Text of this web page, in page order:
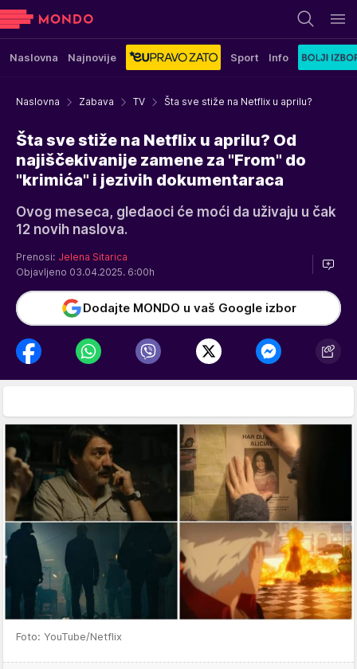
Naslovna Najnovije Sport Info
Naslovna Zabava TV Šta sve stiže na Netflix u aprilu?
Šta sve stiže na Netflix u aprilu? Od
najiščekivanije zamene za "From" do
"krimića" i jezivih dokumentaraca
Ovog meseca, gledaoci će moći da uživaju u čak
12 novih naslova.
Prenosi: Jelena Sitarica
Objavljeno 03.04.2025. 6:00h
Dodajte MONDO u vaš Google izbor
Foto: YouTube/Netflix